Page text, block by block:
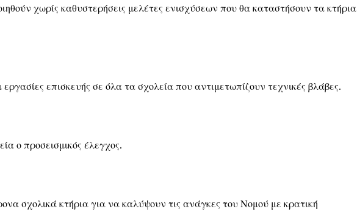
χωρίς καθυστερήσεις μελέτες ενισχύσεων που θα καταστήσουν τα κτήρια
επισκευής σε όλα τα σχολεία που αντιμετωπίζουν τεχνικές βλάβες.
ο προσεισμικός έλεγχος.
σχολικά κτήρια για να καλύψουν τις ανάγκες του Νομού με κρατική